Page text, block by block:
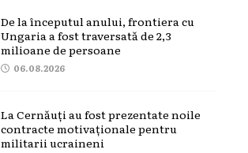
De la începutul anului, frontiera cu
Ungaria a fost traversată de 2,3
milioane de persoane
06.08.2026
La Cernăuți au fost prezentate noile
contracte motivaționale pentru
militarii ucraineni